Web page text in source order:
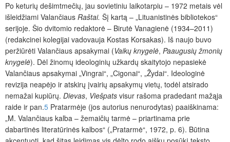
Po keturių dešimtmečių, jau sovietiniu laikotarpiu – 1972 metais vėl
išleidžiami Valančiaus Raštai. Šį kartą – „Lituanistinės bibliotekos“
serijoje. Šio dvitomio redaktorė – Birutė Vanagienė (1934–2011)
(redakcinei kolegijai vadovauja Kostas Korsakas). Iš naujo buvo
peržiūrėti Valančiaus apsakymai (Vaikų knygelė, Paaugusių žmonių
knygelė). Dėl žinomų ideologinių užkardų skaitytojo nepasiekė
Valančiaus apsakymai „Vingrai“, „Cigonai“, „Žydai“. Ideologinė
revizija neapėjo ir atskirų įvairių apsakymų vietų, todėl atsirado
nemažai kupiūrų. Dievas, Viešpats visur rašoma pradedant mažąja
raide ir pan.5 Pratarmėje (jos autorius nenurodytas) paaiškinama:
„M. Valančiaus kalba – žemaičių tarmė – priartinama prie
dabartinės literatūrinės kalbos“ („Pratarmė“, 1972, p. 6). Būtina